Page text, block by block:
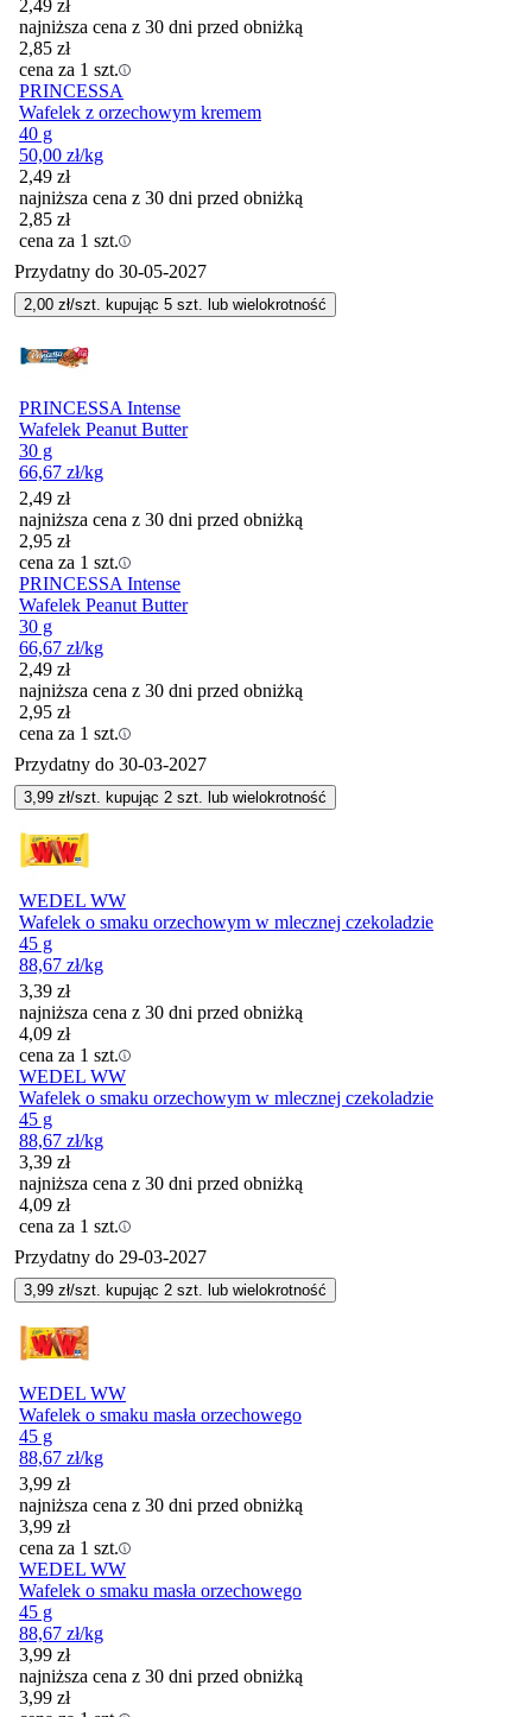
2,49 zł
najniższa cena z 30 dni przed obniżką
2,85 zł
cena za 1 szt.
PRINCESSA
Wafelek z orzechowym kremem
40 g
50,00 zł/kg
2,49 zł
najniższa cena z 30 dni przed obniżką
2,85 zł
cena za 1 szt.
Przydatny do 30-05-2027
2,00 zł/szt. kupując 5 szt. lub wielokrotność
PRINCESSA Intense
Wafelek Peanut Butter
30 g
66,67 zł/kg
2,49 zł
najniższa cena z 30 dni przed obniżką
2,95 zł
cena za 1 szt.
PRINCESSA Intense
Wafelek Peanut Butter
30 g
66,67 zł/kg
2,49 zł
najniższa cena z 30 dni przed obniżką
2,95 zł
cena za 1 szt.
Przydatny do 30-03-2027
3,99 zł/szt. kupując 2 szt. lub wielokrotność
WEDEL WW
Wafelek o smaku orzechowym w mlecznej czekoladzie
45 g
88,67 zł/kg
3,39 zł
najniższa cena z 30 dni przed obniżką
4,09 zł
cena za 1 szt.
WEDEL WW
Wafelek o smaku orzechowym w mlecznej czekoladzie
45 g
88,67 zł/kg
3,39 zł
najniższa cena z 30 dni przed obniżką
4,09 zł
cena za 1 szt.
Przydatny do 29-03-2027
3,99 zł/szt. kupując 2 szt. lub wielokrotność
WEDEL WW
Wafelek o smaku masła orzechowego
45 g
88,67 zł/kg
3,99 zł
najniższa cena z 30 dni przed obniżką
3,99 zł
cena za 1 szt.
WEDEL WW
Wafelek o smaku masła orzechowego
45 g
88,67 zł/kg
3,99 zł
najniższa cena z 30 dni przed obniżką
3,99 zł